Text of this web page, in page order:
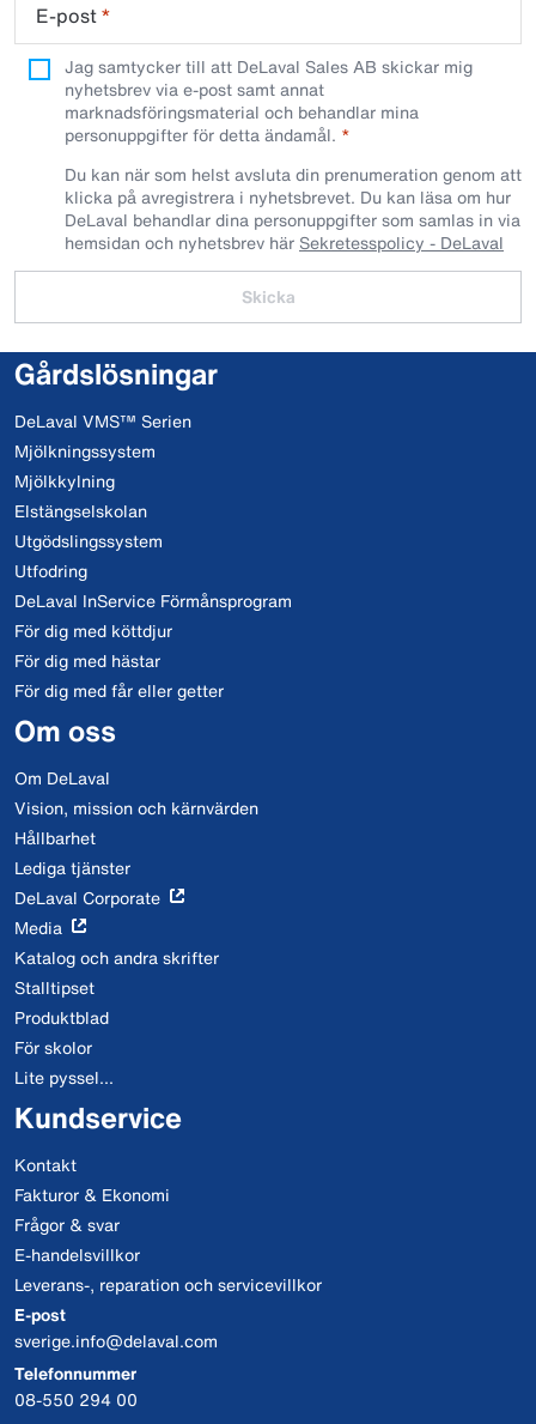
E-post*
Jag samtycker till att DeLaval Sales AB skickar mig
nyhetsbrev via e-post samt annat
marknadsföringsmaterial och behandlar mina
personuppgifter för detta ändamål.
Du kan när som helst avsluta din prenumeration genom att
klicka på avregistrera i nyhetsbrevet. Du kan läsa om hur
DeLaval behandlar dina personuppgifter som samlas in via
hemsidan och nyhetsbrev här Sekretesspolicy - DeLaval
Skicka
Gårdslösningar
DeLaval VMS™ Serien
Mjölkningssystem
Mjölkkylning
Elstängselskolan
Utgödslingssystem
Utfodring
DeLaval InService Förmånsprogram
För dig med köttdjur
För dig med hästar
För dig med får eller getter
Om oss
Om DeLaval
Vision, mission och kärnvärden
Hållbarhet
Lediga tjänster
DeLaval Corporate
Media
Katalog och andra skrifter
Stalltipset
Produktblad
För skolor
Lite pyssel...
Kundservice
Kontakt
Fakturor & Ekonomi
Frågor & svar
E-handelsvillkor
Leverans-, reparation och servicevillkor
E-post
sverige.info@delaval.com
Telefonnummer
08-550 294 00